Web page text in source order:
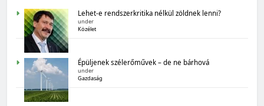
MAGYARORSZÁG SZÁMOKBAN
Magyarország számokban: Államadósság
Lehet-e rendszerkritika nélkül zöldnek lenni?
under
Közélet
Épüljenek szélerőművek – de ne bárhová
under
Gazdaság